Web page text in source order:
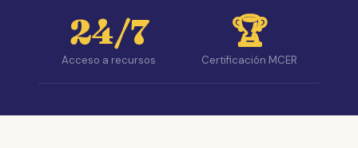
24/7
Acceso a recursos
🏆
Certificación MCER